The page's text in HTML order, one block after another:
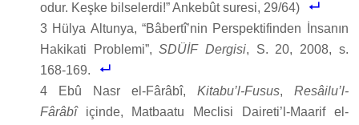
odur. Keşke bilselerdi!” Ankebût suresi, 29/64)
3 Hülya Altunya, “Bâbertî’nin Perspektifinden İnsanın
Hakikati Problemi”,SDÜİF Dergisi, S. 20, 2008, s.
168-169.
4 Ebû Nasr el-Fârâbî, Kitabu’l-Fusus, Resâilu’l-
Fârâbîiçinde, Matbaatu Meclisi Daireti’l-Maarif el-